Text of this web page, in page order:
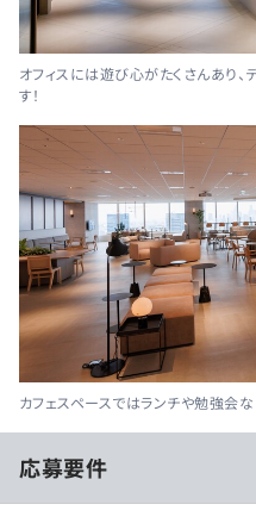
オフィスには遊び心がたくさんあり
す！
カフェスペースではランチや勉強会
応募要件